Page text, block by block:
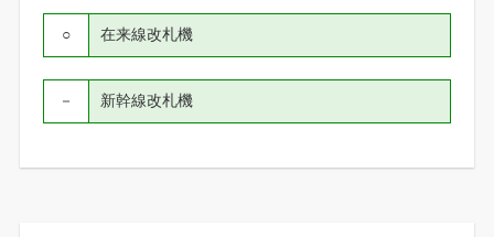
在来線改札機
○
新幹線改札機
－